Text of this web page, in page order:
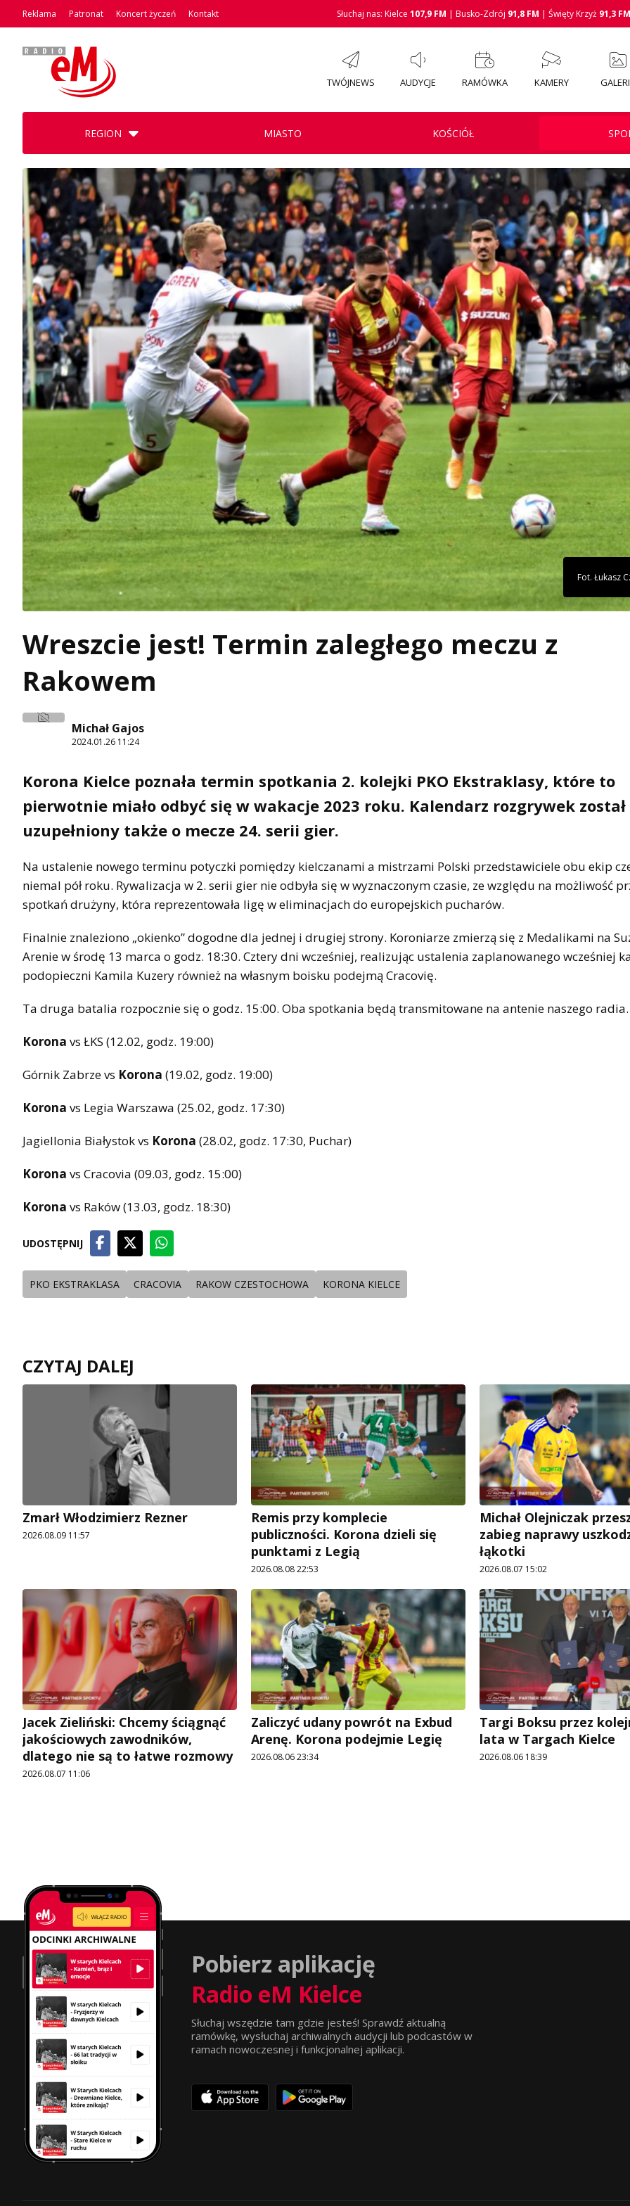
Reklama Patronat Koncert życzeń Kontakt Słuchaj nas: Kielce 107,9 FM | Busko-Zdrój 91,8 FM | Święty Krzyż 91,3 FM
TWÓJNEWS AUDYCJE RAMÓWKA KAMERY
REGION MIASTO KOŚCIÓŁ
Fot. Łukasz
Wreszcie jest! Termin zaległego meczu z
Rakowem
Michał Gajos
2024.01.26 11:24
Korona Kielce poznała termin spotkania 2. kolejki PKO Ekstraklasy, które to
pierwotnie miało odbyć się w wakacje 2023 roku. Kalendarz rozgrywek został
uzupełniony także o mecze 24. serii gier.
Na ustalenie nowego terminu potyczki pomiędzy kielczanami a mistrzami Polski przedstawiciele obu ekip
niemal pół roku. Rywalizacja w 2. serii gier nie odbyła się w wyznaczonym czasie, ze względu na możliwość
spotkań drużyny, która reprezentowała ligę w eliminacjach do europejskich pucharów.
Finalnie znaleziono „okienko” dogodne dla jednej i drugiej strony. Koroniarze zmierzą się z Medalikami na
Arenie w środę 13 marca o godz. 18:30. Cztery dni wcześniej, realizując ustalenia zaplanowanego wcześniej
podopieczni Kamila Kuzery również na własnym boisku podejmą Cracovię.
Ta druga batalia rozpocznie się o godz. 15:00. Oba spotkania będą transmitowane na antenie naszego radia.
Korona vs ŁKS (12.02, godz. 19:00)
Górnik Zabrze vs Korona (19.02, godz. 19:00)
Korona vs Legia Warszawa (25.02, godz. 17:30)
Jagiellonia Białystok vs Korona (28.02, godz. 17:30, Puchar)
Korona vs Cracovia (09.03, godz. 15:00)
Korona vs Raków (13.03, godz. 18:30)
UDOSTĘPNIJ
PKO EKSTRAKLASA CRACOVIA RAKOW CZESTOCHOWA KORONA KIELCE
CZYTAJ DALEJ
Zmarł Włodzimierz Rezner
2026.08.09 11:57
Remis przy komplecie
publiczności. Korona dzieli się
punktami z Legią
2026.08.08 22:53
Michał Olejniczak
zabieg naprawy
łąkotki
2026.08.07 15:02
Jacek Zieliński: Chcemy ściągnąć
jakościowych zawodników,
dlatego nie są to łatwe rozmowy
2026.08.07 11:06
Zaliczyć udany powrót na Exbud
Arenę. Korona podejmie Legię
2026.08.06 23:34
Targi Boksu przez
lata w Targach Kielce
2026.08.06 18:39
Pobierz aplikację
Radio eM Kielce
Słuchaj wszędzie tam gdzie jesteś! Sprawdź aktualną
ramówkę, wysłuchaj archiwalnych audycji lub podcastów w
ramach nowoczesnej i funkcjonalnej aplikacji.